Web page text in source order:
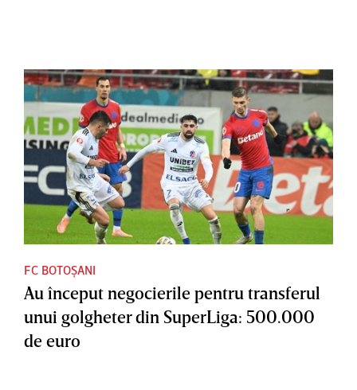
FC BOTOȘANI
Au început negocierile pentru transferul
unui golgheter din SuperLiga: 500.000
de euro